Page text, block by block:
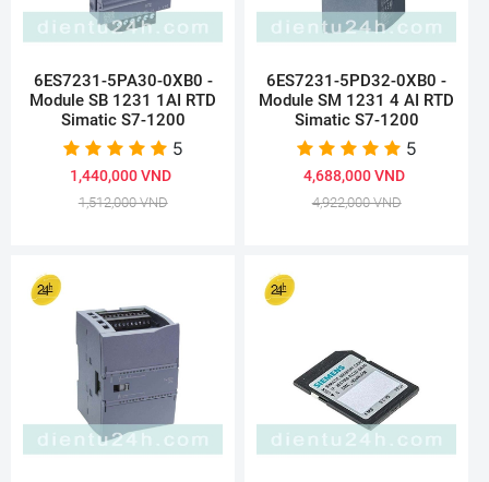
6ES7231-5PA30-0XB0 -
Module SB 1231 1AI RTD
Simatic S7-1200
5
1,440,000 VND
1,512,000 VND
6ES7231-5PD32-0XB0 -
Module SM 1231 4 AI RTD
Simatic S7-1200
5
4,688,000 VND
4,922,000 VND